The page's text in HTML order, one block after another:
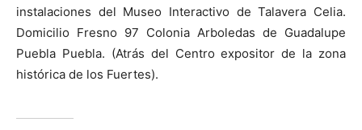
instalaciones del Museo Interactivo de Talavera Celia.
Domicilio Fresno 97 Colonia Arboledas de Guadalupe
Puebla Puebla. (Atrás del Centro expositor de la zona
histórica de los Fuertes).